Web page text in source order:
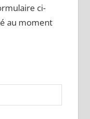
ci-
au moment